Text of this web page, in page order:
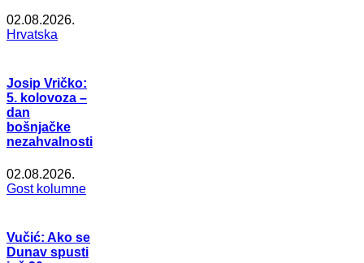
02.08.2026.
Hrvatska
Josip Vričko:
5. kolovoza –
dan
bošnjačke
nezahvalnosti
02.08.2026.
Gost kolumne
Vučić: Ako se
Dunav spusti